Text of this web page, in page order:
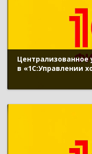
Централизованное
в «1С:Управлении